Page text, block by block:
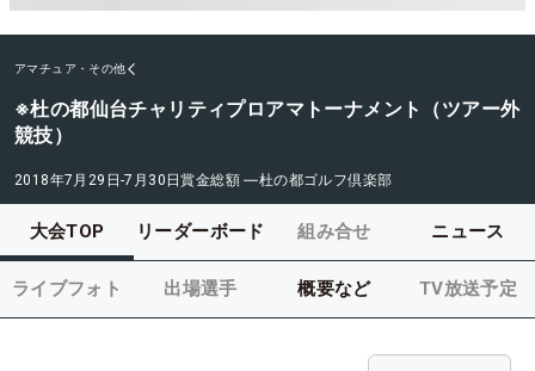
アマチュア・その他
※杜の都仙台チャリティプロアマトーナメント（ツアー外
競技）
2018年7月29日-7月30日賞金総額 ―杜の都ゴルフ倶楽部
大会TOP リーダーボード 組み合せ ニュース
ライブフォト 出場選手 概要など TV放送予定